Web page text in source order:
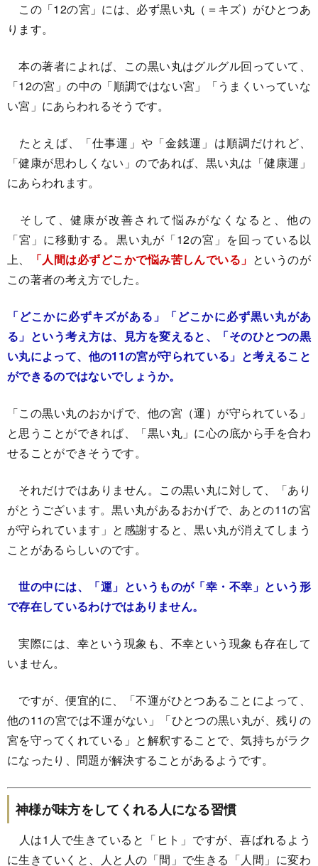
この「12の宮」には、必ず黒い丸（＝キズ）がひとつあ
ります。
本の著者によれば、この黒い丸はグルグル回っていて、
「12の宮」の中の「順調ではない宮」「うまくいっていな
い宮」にあらわれるそうです。
たとえば、「仕事運」や「金銭運」は順調だけれど、
「健康が思わしくない」のであれば、黒い丸は「健康運」
にあらわれます。
そして、健康が改善されて悩みがなくなると、他の
「宮」に移動する。黒い丸が「12の宮」を回っている以
上、
「人間は必ずどこかで悩み苦しんでいる」 というのが
この著者の考え方でした。
「どこかに必ずキズがある」「どこかに必ず黒い丸があ
る」という考え方は、見方を変えると、「そのひとつの黒
い丸によって、他の11の宮が守られている」と考えること
ができるのではないでしょうか。
「この黒い丸のおかげで、他の宮（運）が守られている」
と思うことができれば、「黒い丸」に心の底から手を合わ
せることができそうです。
それだけではありません。この黒い丸に対して、「あり
がとうございます。黒い丸があるおかげで、あとの11の宮
が守られています」と感謝すると、黒い丸が消えてしまう
ことがあるらしいのです。
世の中には、「運」というものが「幸・不幸」という形
で存在しているわけではありません。
実際には、幸という現象も、不幸という現象も存在して
いません。
ですが、便宜的に、「不運がひとつあることによって、
他の11の宮では不運がない」「ひとつの黒い丸が、残りの
宮を守ってくれている」と解釈することで、気持ちがラク
になったり、問題が解決することがあるようです。
神様が味方をしてくれる人になる習慣
人は1人で生きていると「ヒト」ですが、喜ばれるよう
に生きていくと、人と人の「間」で生きる「人間」に変わ